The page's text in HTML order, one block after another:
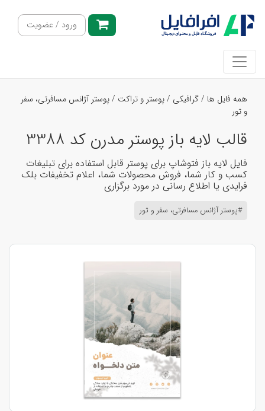
ورود / عضویت
همه فایل ها /گرافیکی /پوستر و تراکت /پوستر آژانس مسافرتی، سفر
و تور
قالب لایه باز پوستر مدرن کد 3388
فایل لایه باز فتوشاپ برای پوستر قابل استفاده برای تبلیغات
کسب و کار شما، فروش محصولات شما، اعلام تخفیفات بلک
فرایدی یا اطلاع رسانی در مورد برگزاری
#پوستر آژانس مسافرتی، سفر و تور